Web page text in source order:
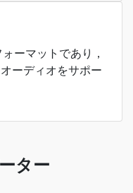
ーマットであり，
ーディオをサポー
ター